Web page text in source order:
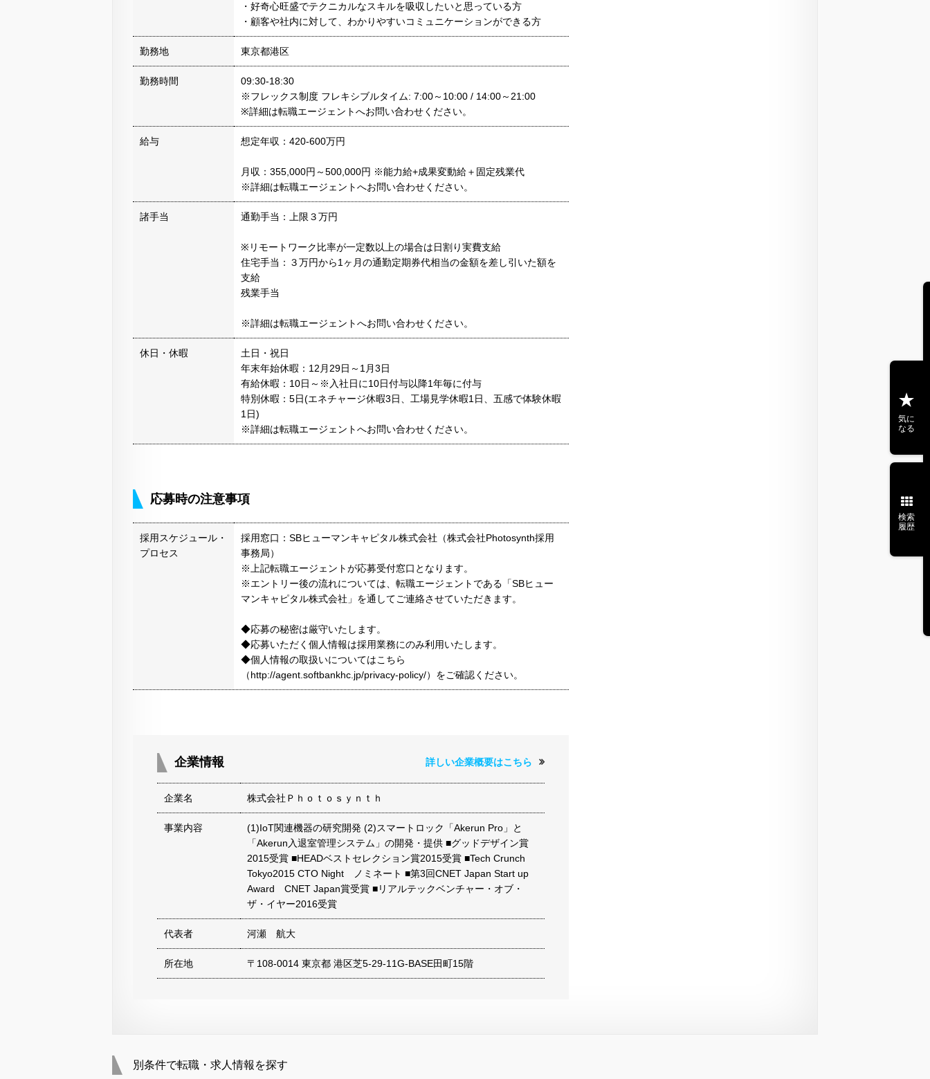
・好奇心旺盛でテクニカルなスキルを吸収したいと思っている方
・顧客や社内に対して、わかりやすいコミュニケーションができる方
勤務地 東京都港区
勤務時間
09:30-18:30
※フレックス制度 フレキシブルタイム: 7:00～10:00 / 14:00～21:00
※詳細は転職エージェントへお問い合わせください。
給与 想定年収：420-600万円
月収：355,000円～500,000円 ※能力給+成果変動給＋固定残業代
※詳細は転職エージェントへお問い合わせください。
諸手当 通勤手当：上限３万円
※リモートワーク比率が一定数以上の場合は日割り実費支給
住宅手当：３万円から1ヶ月の通勤定期券代相当の金額を差し引いた額を
支給
残業手当
※詳細は転職エージェントへお問い合わせください。
休日・休暇
土日・祝日
年末年始休暇：12月29日～1月3日
有給休暇：10日～※入社日に10日付与以降1年毎に付与
特別休暇：5日(エネチャージ休暇3日、工場見学休暇1日、五感で体験休暇
1日)
※詳細は転職エージェントへお問い合わせください。
応募時の注意事項
採用スケジュール・
プロセス
採用窓口：SBヒューマンキャピタル株式会社（株式会社Photosynth採用
事務局）
※上記転職エージェントが応募受付窓口となります。
※エントリー後の流れについては、転職エージェントである「SBヒュー
マンキャピタル株式会社」を通してご連絡させていただきます。
◆応募の秘密は厳守いたします。
◆応募いただく個人情報は採用業務にのみ利用いたします。
◆個人情報の取扱いについてはこちら
（http://agent.softbankhc.jp/privacy-policy/）をご確認ください。
企業情報 詳しい企業概要はこちら
企業名 株式会社Ｐｈｏｔｏｓｙｎｔｈ
事業内容
(1)IoT関連機器の研究開発 (2)スマートロック「Akerun Pro」と
「Akerun入退室管理システム」の開発・提供 ■グッドデザイン賞
2015受賞 ■HEADベストセレクション賞2015受賞 ■Tech Crunch
Tokyo2015 CTO Night ノミネート ■第3回CNET Japan Start up
Award CNET Japan賞受賞 ■リアルテックベンチャー・オブ・
ザ・イヤー2016受賞
代表者 河瀬 航大
所在地 〒108-0014 東京都 港区芝5-29-11G-BASE田町15階
別条件で転職・求人情報を探す
気に
なる
検索
履歴